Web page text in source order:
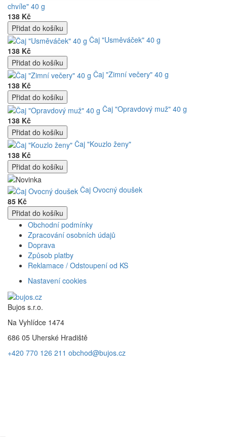
chvíle" 40 g
138 Kč
Čaj "Usměváček" 40 g
138 Kč
Čaj "Zimní večery" 40 g
138 Kč
Čaj "Opravdový muž" 40 g
138 Kč
Čaj "Kouzlo ženy"
138 Kč
Čaj Ovocný doušek
85 Kč
Obchodní podmínky
Zpracování osobních údajů
Doprava
Způsob platby
Reklamace / Odstoupení od KS
Nastavení cookies
Bujos s.r.o.
Na Vyhlídce 1474
686 05 Uherské Hradiště
+420 770 126 211 obchod@bujos.cz